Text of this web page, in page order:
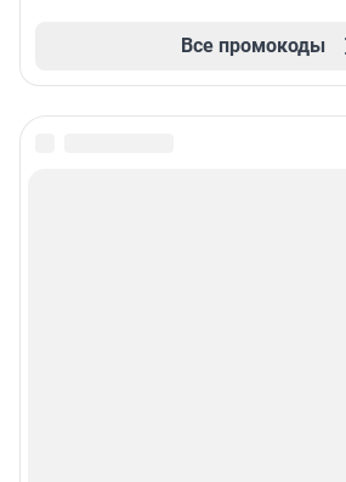
Все промокоды